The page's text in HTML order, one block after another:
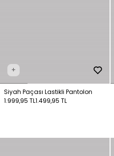
+
Siyah Paçası Lastikli Pantolon
1.999,95 TL1.499,95 TL